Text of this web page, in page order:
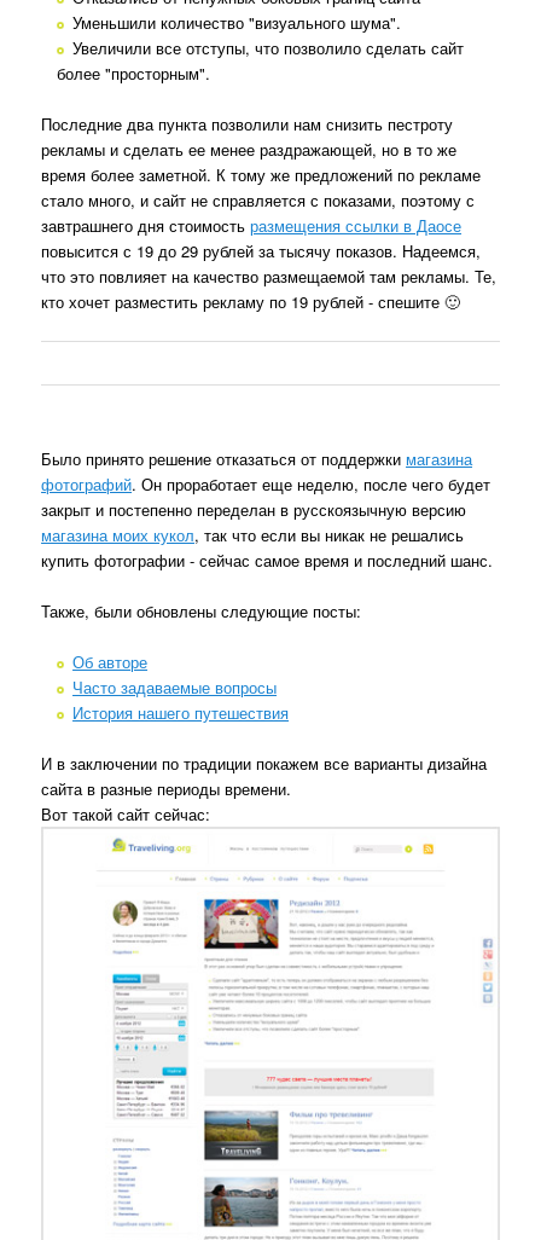
Уменьшили количество "визуального шума".
Увеличили все отступы, что позволило сделать сайт
более "просторным".
Последние два пункта позволили нам снизить пестроту
рекламы и сделать ее менее раздражающей, но в то же
время более заметной. К тому же предложений по рекламе
стало много, и сайт не справляется с показами, поэтому с
завтрашнего дня стоимостьразмещения ссылки в Даосе
повысится с 19 до 29 рублей за тысячу показов. Надеемся,
что это повлияет на качество размещаемой там рекламы. Те,
кто хочет разместить рекламу по 19 рублей - спешите 🙂
Было принято решение отказаться от поддержки магазина
фотографий. Он проработает еще неделю, после чего будет
закрыт и постепенно переделан в русскоязычную версию
магазина моих кукол, так что если вы никак не решались
купить фотографии - сейчас самое время и последний шанс.
Также, были обновлены следующие посты:
Об авторе
Часто задаваемые вопросы
История нашего путешествия
И в заключении по традиции покажем все варианты дизайна
сайта в разные периоды времени.
Вот такой сайт сейчас: